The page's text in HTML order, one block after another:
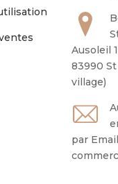
Ausoleil
83990
village)
par